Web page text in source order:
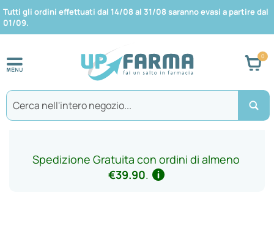
Tutti gli ordini effettuati dal 14/08 al 31/08 saranno evasi a partire dal
01/09.
Spedizione Gratuita con ordini di almeno
€39.90.